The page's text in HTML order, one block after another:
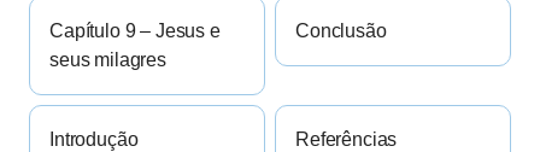
Capítulo 9 – Jesus e
seus milagres
Conclusão
Introdução
Referências